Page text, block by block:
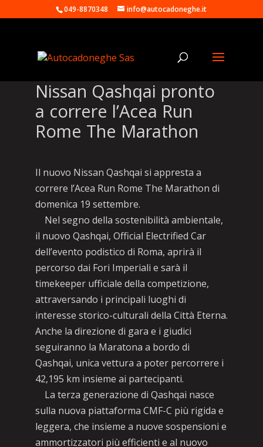
049-8870348 info@autocadoneghe.it
Nissan Qashqai pronto
a correre l’Acea Run
Rome The Marathon
Il nuovo Nissan Qashqai si appresta a
correre l’Acea Run Rome The Marathon di
domenica 19 settembre.
Nel segno della sostenibilità ambientale,
il nuovo Qashqai, Official Electrified Car
dell’evento podistico di Roma, aprirà il
percorso dai Fori Imperiali e sarà il
timekeeper ufficiale della competizione,
attraversando i principali luoghi di
interesse storico-culturali della Città Eterna.
Anche la direzione di gara e i giudici
seguiranno la Maratona a bordo di
Qashqai, unica vettura a poter percorrere i
42,195 km insieme ai partecipanti.
La terza generazione di Qashqai nasce
sulla nuova piattaforma CMF-C più rigida e
leggera, che insieme a nuove sospensioni e
ammortizzatori più efficienti e al nuovo